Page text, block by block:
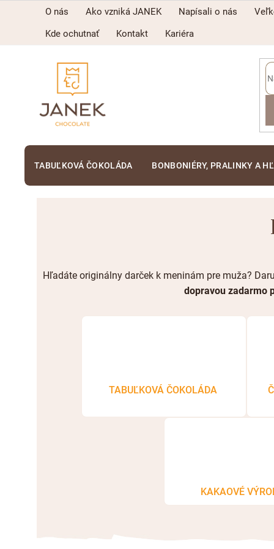
O nás Ako vzniká JANEK Napísali o nás
Kde ochutnať
Kontakt Kariéra
TABUĽKOVÁ ČOKOLÁDA BONBONIÉRY, PRALINKY A
Hľadáte originálny darček k meninám pre muža?
dopravou zadarmo
TABUĽKOVÁ ČOKOLÁDA
KAKAOVÉ